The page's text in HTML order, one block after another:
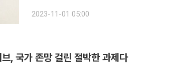
일이 4.6GW, 한국이 4.1GW 수준이다.
2023-11-01 05:00
, 국가 존망 걸린 절박한 과제다